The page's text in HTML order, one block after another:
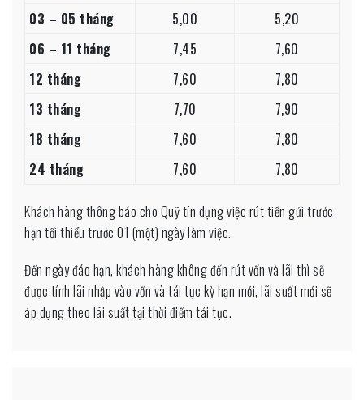
03 – 05 tháng
5,00
5,20
06 – 11 tháng
7,45
7,60
12 tháng
7,60
7,80
13 tháng
7,70
7,90
18 tháng
7,60
7,80
24 tháng
7,60 7,80
Khách hàng thông báo cho Quỹ tín dụng việc rút tiền gửi trước
hạn tối thiểu trước 01 (một) ngày làm việc.
Đến ngày đáo hạn, khách hàng không đến rút vốn và lãi thì sẽ
được tính lãi nhập vào vốn và tái tục kỳ hạn mới, lãi suất mới sẽ
áp dụng theo lãi suất tại thời điểm tái tục.